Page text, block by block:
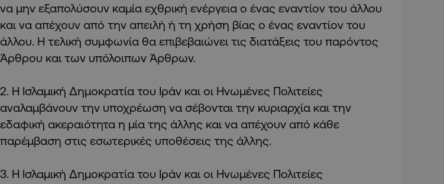
να μην εξαπολύσουν καμία εχθρική ενέργεια ο ένας εναντίον του άλλου
και να απέχουν από την απειλή ή τη χρήση βίας ο ένας εναντίον του
άλλου. Η τελική συμφωνία θα επιβεβαιώνει τις διατάξεις του παρόντος
Άρθρου και των υπόλοιπων Άρθρων.
2. Η Ισλαμική Δημοκρατία του Ιράν και οι Ηνωμένες Πολιτείες
αναλαμβάνουν την υποχρέωση να σέβονται την κυριαρχία και την
εδαφική ακεραιότητα η μία της άλλης και να απέχουν από κάθε
παρέμβαση στις εσωτερικές υποθέσεις της άλλης.
3. Η Ισλαμική Δημοκρατία του Ιράν και οι Ηνωμένες Πολιτείες